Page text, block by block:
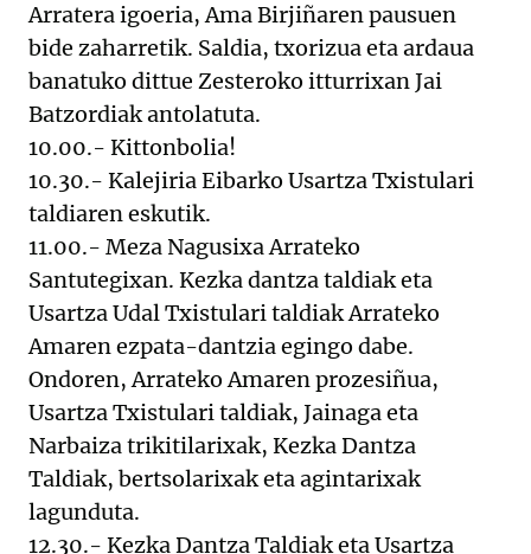
Arratera igoeria, Ama Birjiñaren pausuen
bide zaharretik. Saldia, txorizua eta ardaua
banatuko dittue Zesteroko itturrixan Jai
Batzordiak antolatuta.
10.00.- Kittonbolia!
10.30.- Kalejiria Eibarko Usartza Txistulari
taldiaren eskutik.
11.00.- Meza Nagusixa Arrateko
Santutegixan. Kezka dantza taldiak eta
Usartza Udal Txistulari taldiak Arrateko
Amaren ezpata-dantzia egingo dabe.
Ondoren, Arrateko Amaren prozesiñua,
Usartza Txistulari taldiak, Jainaga eta
Narbaiza trikitilarixak, Kezka Dantza
Taldiak, bertsolarixak eta agintarixak
lagunduta.
12.30.- Kezka Dantza Taldiak eta Usartza